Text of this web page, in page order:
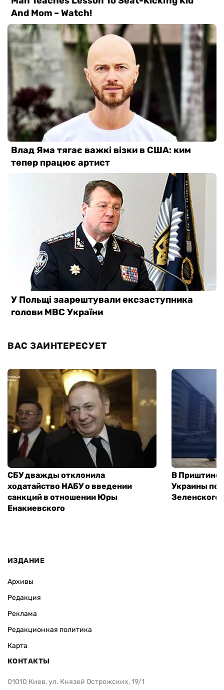
ВАС ЗАИНТЕРЕСУЕТ
СБУ дважды отклонила
ходатайство НАБУ о введении
санкций в отношении Юры
Енакиевского
В Приштине
Украины
Зеленского
ИЗДАНИЕ
Архивы
Редакция
Реклама
Редакционная политика
Карта
КОНТАКТЫ
01010 Киев, ул. Князей Острожских, 19/1